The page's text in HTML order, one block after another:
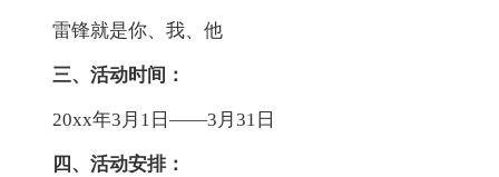
雷锋就是你、我、他
三、活动时间：
20xx年3月1日——3月31日
四、活动安排：